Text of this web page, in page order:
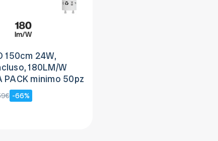
150cm 24W,
180LM/W
PACK minimo 50pz
-66%